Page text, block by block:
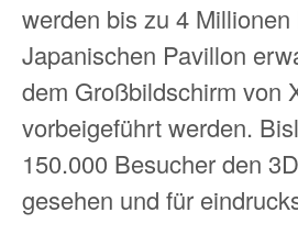
werden bis zu 4
Japanischen Pavillon
dem Großbildschirm von
vorbeigeführt werden.
150.000 Besucher den
gesehen und für